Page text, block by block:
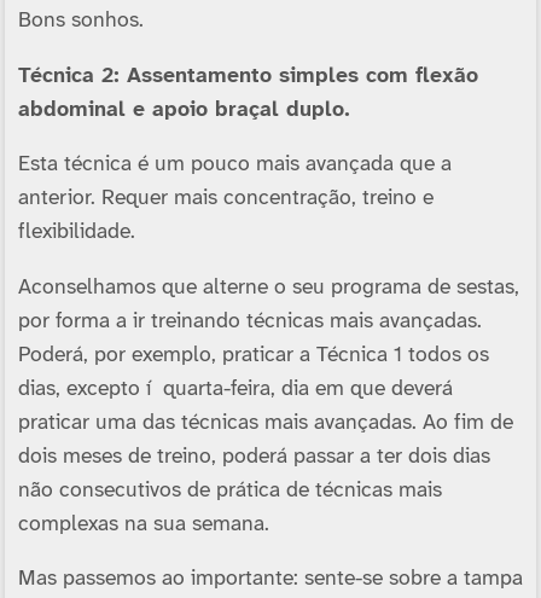
Bons sonhos.
Técnica 2: Assentamento simples com flexão
abdominal e apoio braçal duplo.
Esta técnica é um pouco mais avançada que a
anterior. Requer mais concentração, treino e
flexibilidade.
Aconselhamos que alterne o seu programa de sestas,
por forma a ir treinando técnicas mais avançadas.
Poderá, por exemplo, praticar a Técnica 1 todos os
dias, excepto í quarta-feira, dia em que deverá
praticar uma das técnicas mais avançadas. Ao fim de
dois meses de treino, poderá passar a ter dois dias
não consecutivos de prática de técnicas mais
complexas na sua semana.
Mas passemos ao importante: sente-se sobre a tampa